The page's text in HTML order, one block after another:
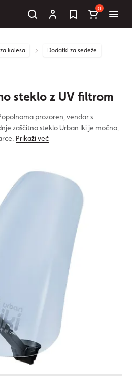
0
kolesa Dodatki za sedeže
steklo z UV filtrom
prozoren, vendar s
zaščitno steklo Urban Iki je močno,
Prikaži več